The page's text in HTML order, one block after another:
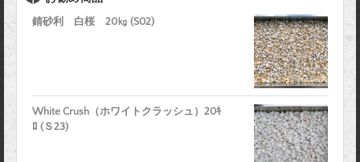
錆砂利 白桜 20㎏ (S02)
White Crush（ホワイトクラッシュ）20ｷ
ﾛ (Ｓ23)